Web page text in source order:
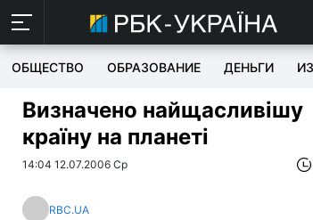
ОБЩЕСТВО ОБРАЗОВАНИЕ ДЕНЬГИ
Визначено найщасливішу
країну на планеті
14:04 12.07.2006 Ср
RBC.UA